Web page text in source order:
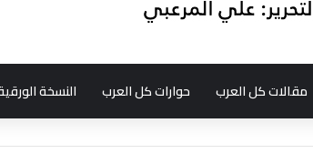
مقالات كل العرب حوارات كل العرب النسخة